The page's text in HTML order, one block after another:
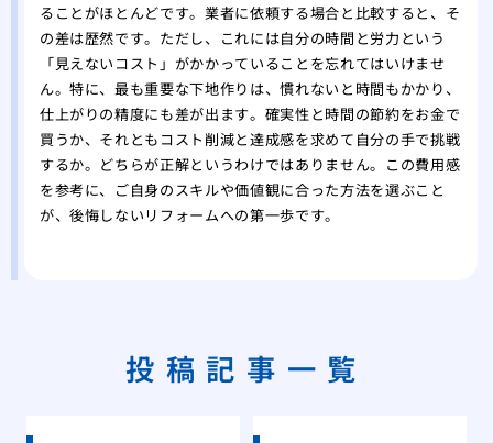
ることがほとんどです。業者に依頼する場合と比較すると、そ
の差は歴然です。ただし、これには自分の時間と労力という
「見えないコスト」がかかっていることを忘れてはいけませ
ん。特に、最も重要な下地作りは、慣れないと時間もかかり、
仕上がりの精度にも差が出ます。確実性と時間の節約をお金で
買うか、それともコスト削減と達成感を求めて自分の手で挑戦
するか。どちらが正解というわけではありません。この費用感
を参考に、ご自身のスキルや価値観に合った方法を選ぶこと
が、後悔しないリフォームへの第一歩です。
投稿記事一覧